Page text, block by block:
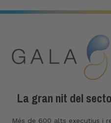
La gran nit del
Més de 600 alts executius i